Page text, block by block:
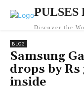
PULSES
Discover the
BLOG
Samsung
drops by
inside